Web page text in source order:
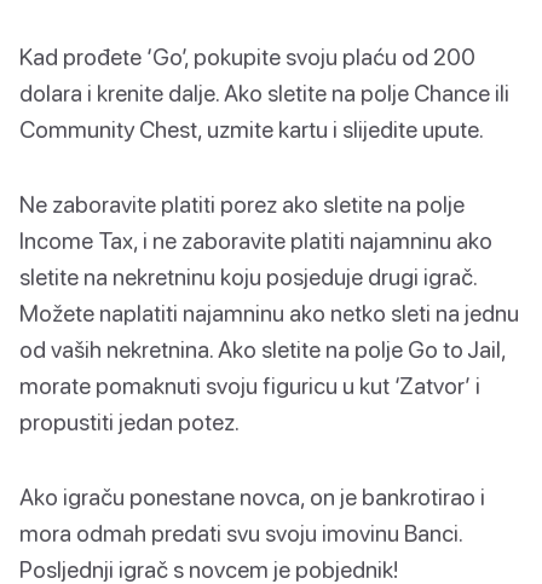
Kad prođete ‘Go’, pokupite svoju plaću od 200
dolara i krenite dalje. Ako sletite na polje Chance ili
Community Chest, uzmite kartu i slijedite upute.
Ne zaboravite platiti porez ako sletite na polje
Income Tax, i ne zaboravite platiti najamninu ako
sletite na nekretninu koju posjeduje drugi igrač.
Možete naplatiti najamninu ako netko sleti na jednu
od vaših nekretnina. Ako sletite na polje Go to Jail,
morate pomaknuti svoju figuricu u kut ‘Zatvor’ i
propustiti jedan potez.
Ako igraču ponestane novca, on je bankrotirao i
mora odmah predati svu svoju imovinu Banci.
Posljednji igrač s novcem je pobjednik!